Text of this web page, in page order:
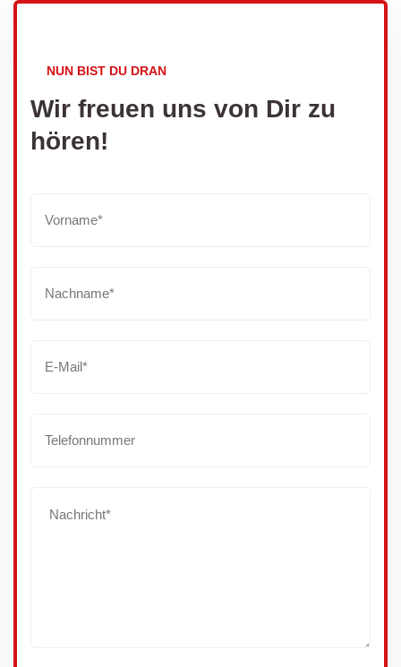
NUN BIST DU DRAN
Wir freuen uns von Dir zu
hören!